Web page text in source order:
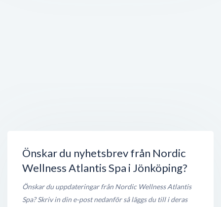
Önskar du nyhetsbrev från Nordic
Wellness Atlantis Spa i Jönköping?
Önskar du uppdateringar från Nordic Wellness Atlantis
Spa? Skriv in din e-post nedanför så läggs du till i deras